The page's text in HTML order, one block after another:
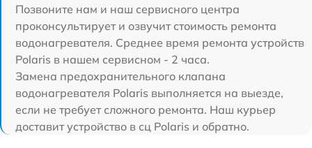
Позвоните нам и наш сервисного центра
проконсультирует и озвучит стоимость ремонта
водонагревателя. Среднее время ремонта устройств
Polaris в нашем сервисном - 2 часа.
Замена предохранительного клапана
водонагревателя Polaris выполняется на выезде,
если не требует сложного ремонта. Наш курьер
доставит устройство в сц Polaris и обратно.